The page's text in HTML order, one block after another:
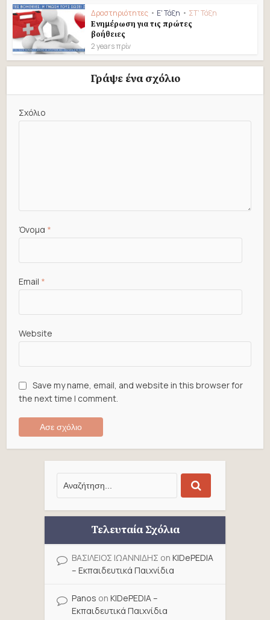
Δραστηριότητες • Ε' Τάξη • ΣΤ' Τάξη
Eνημέρωση για τις πρώτες
βοήθειες
2 years πρίν
Γράψε ένα σχόλιο
Σχόλιο
Όνομα *
Email *
Website
Save my name, email, and website in this browser for
the next time I comment.
Τελευταία Σχόλια
ΒΑΣΙΛΕΙΟΣ ΙΩΑΝΝΙΔΗΣ on KIDePEDIA
– Εκπαιδευτικά Παιχνίδια
Panos on KIDePEDIA –
Εκπαιδευτικά Παιχνίδια